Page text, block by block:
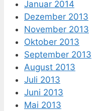
Januar 2014
Dezember 2013
November 2013
Oktober 2013
September 2013
August 2013
Juli 2013
Juni 2013
Mai 2013